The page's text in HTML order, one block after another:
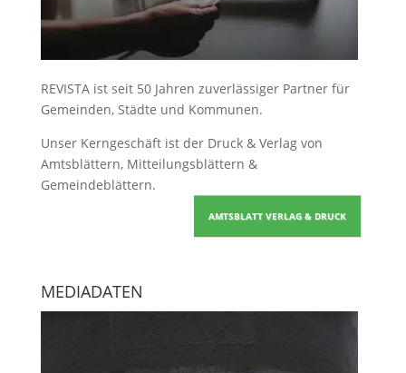
REVISTA ist seit 50 Jahren zuverlässiger Partner für
Gemeinden, Städte und Kommunen.
Unser Kerngeschäft ist der Druck & Verlag von
Amtsblättern, Mitteilungsblättern &
Gemeindeblättern.
AMTSBLATT VERLAG & DRUCK
MEDIADATEN